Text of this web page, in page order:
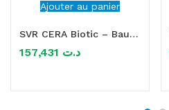
Ajouter au panier
SVR CERA Biotic – Baume Régénérant Comblant 50ML
د.ت